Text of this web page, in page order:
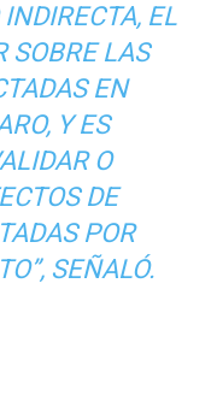
EL
SOBRE LAS
EN
Y ES
O
DE
POR
SEÑALÓ.